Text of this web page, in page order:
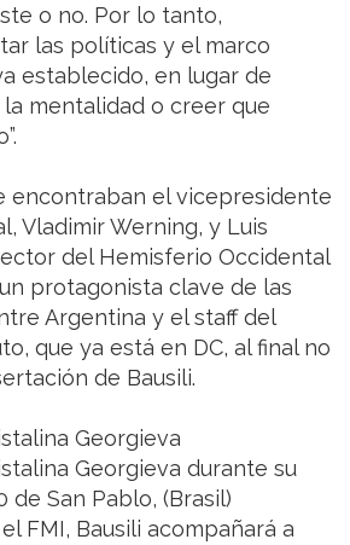
o no. Por lo tanto,
las políticas y el marco
establecido, en lugar de
mentalidad o creer que
encontraban el vicepresidente
Vladimir Werning, y Luis
del Hemisferio Occidental
protagonista clave de las
Argentina y el staff del
que ya está en DC, al final no
de Bausili.
Georgieva
Georgieva durante su
de San Pablo, (Brasil)
FMI, Bausili acompañará a